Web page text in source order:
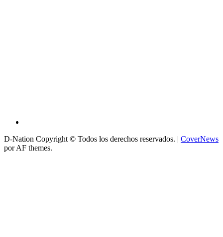
D-Nation Copyright © Todos los derechos reservados. | CoverNews
por AF themes.